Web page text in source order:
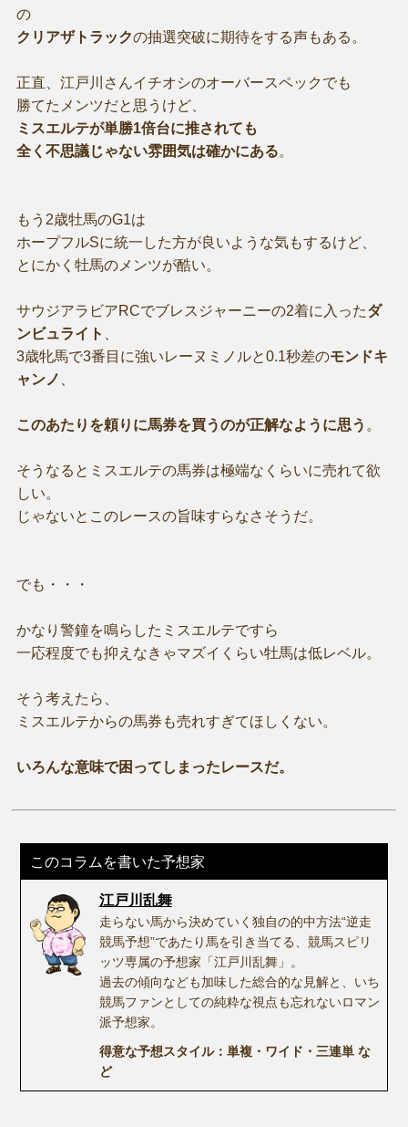
の
クリアザトラックの抽選突破に期待をする声もある。
正直、江戸川さんイチオシのオーバースペックでも
勝てたメンツだと思うけど、
ミスエルテが単勝1倍台に推されても
全く不思議じゃない雰囲気は確かにある。
もう2歳牡馬のG1は
ホープフルSに統一した方が良いような気もするけど、
とにかく牡馬のメンツが酷い。
サウジアラビアRCでブレスジャーニーの2着に入ったダ
ンビュライト
3歳牝馬で3番目に強いレーヌミノルと0.1秒差のモンドキ
ャンノ
このあたりを頼りに馬券を買うのが正解なように思う 。
そうなるとミスエルテの馬券は極端なくらいに売れて欲
しい。
じゃないとこのレースの旨味すらなさそうだ。
でも・・・
かなり警鐘を鳴らしたミスエルテですら
一応程度でも抑えなきゃマズイくらい牡馬は低レベル。
そう考えたら、
ミスエルテからの馬券も売れすぎてほしくない。
いろんな意味で困ってしまったレースだ。
このコラムを書いた予想家
江戸川乱舞
走らない馬から決めていく独自の的中方法“逆走
競馬予想”であたり馬を引き当てる、競馬スピリ
ッツ専属の予想家「江戸川乱舞」。
過去の傾向なども加味した総合的な見解と、いち
競馬ファンとしての純粋な視点も忘れないロマン
派予想家。
得意な予想スタイル：単複・ワイド・三連単 な
ど